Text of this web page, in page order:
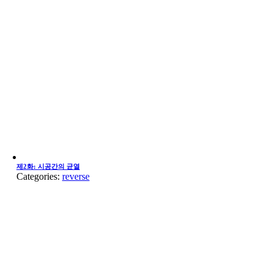
제2화: 시공간의 균열
Categories: reverse